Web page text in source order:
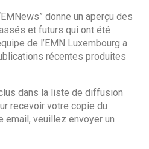
donne un aperçu des
et futurs qui ont été
de l’EMN Luxembourg a
récentes produites
dans la liste de diffusion
recevoir votre copie du
email, veuillez envoyer un